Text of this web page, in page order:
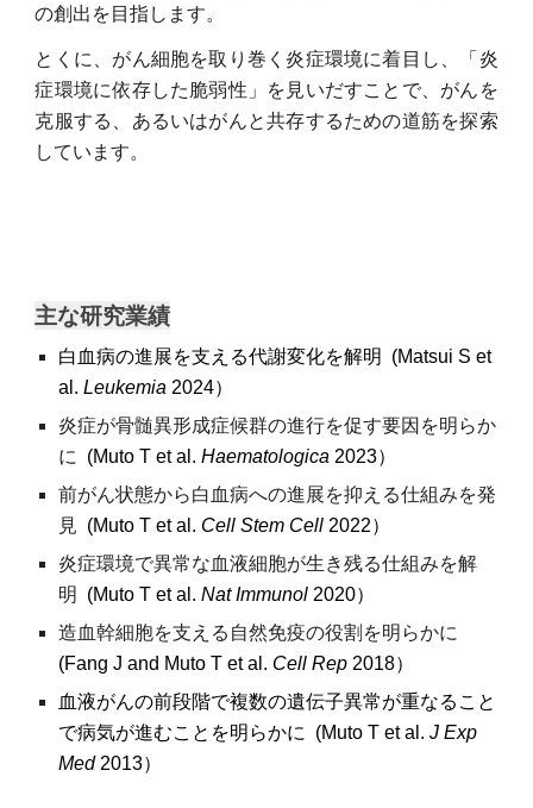
の創出を目指します。
とくに、がん細胞を取り巻く炎症環境に着目し、「炎
症環境に依存した脆弱性」を見いだすことで、がんを
克服する、あるいはがんと共存するための道筋を探索
しています。
主な研究業績
白血病の進展を支える代謝変化を解明 (Matsui S et
al.Leukemia 2024）
炎症が骨髄異形成症候群の進行を促す要因を明らか
に
(Muto T et al.Haematologica 2023）
前がん状態から白血病への進展を抑える仕組みを発
見 (Muto T et al. Cell Stem Cell 2022）
炎症環境で異常な血液細胞が生き残る仕組みを解
明
(Muto T et al.Nat Immunol 2020）
造血幹細胞を支える自然免疫の役割を明らかに
(Fang J and Muto T et al. Cell Rep 2018）
血液がんの前段階で複数の遺伝子異常が重なること
で病気が進むことを明らかに
(Muto T et al.J Exp
Med2013）